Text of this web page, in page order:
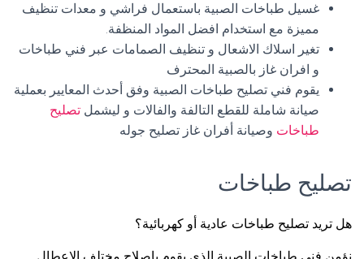
غسيل طباخات الصبية باستعمال فراشي و معدات تنظيف
مميزة مع استخدام افضل المواد المنظفة.
تغير اسلاك الاشعال و تنظيف الصمامات عبر فني طباخات
و افران غاز بالصبية المحترف
يقوم فني تصليح طباخات الصبية وفق أحدث المعايير بعملية
صيانة شاملة للقطع التالفة والفالات و ليشمل تصليح
طباخات وصيانة أفران غاز تصليح جوله
تصليح طباخات
هل تريد تصليح طباخات عادية أو كهربائية؟